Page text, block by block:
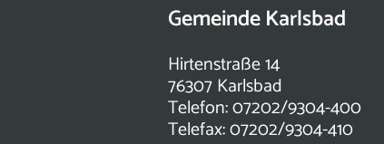
Gemeinde Karlsbad
Hirtenstraße 14
76307 Karlsbad
Telefon: 07202/9304-400
Telefax: 07202/9304-410